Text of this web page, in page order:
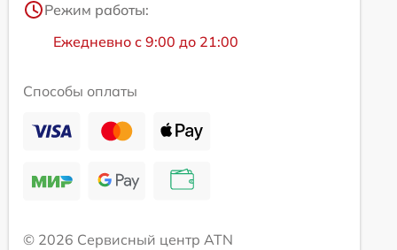
Режим работы:
Ежедневно с 9:00 до 21:00
Способы оплаты
© 2026 Сервисный центр ATN